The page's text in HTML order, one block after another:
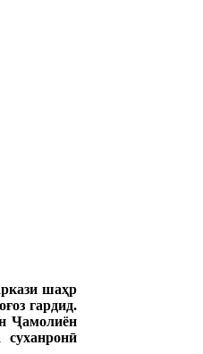
шаҳр
гардид.
Ҷамолиён